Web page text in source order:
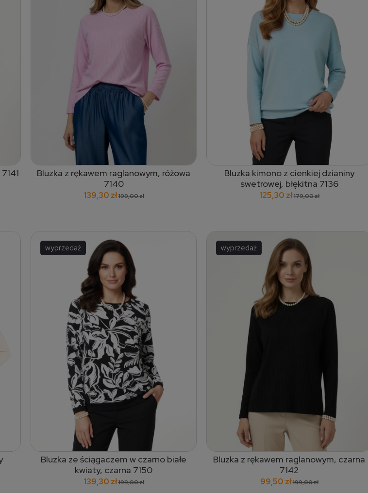
dodaj do koszyka
Bluzka z rękawem raglanowym, różowa
7140
139,30 zł199,00 zł
dodaj do koszyka
Bluzka kimono z cienkiej dzianiny
swetrowej, błękitna 7136
125,30 zł179,00 zł
dodaj do koszyka
Bluzka ze ściągaczem w czarno białe
kwiaty, czarna 7150
139,30 zł199,00 zł
wyprzedaż
dodaj do koszyka
Bluzka z rękawem raglanowym, czarna
7142
99,50 zł199,00 zł
wyprzedaż